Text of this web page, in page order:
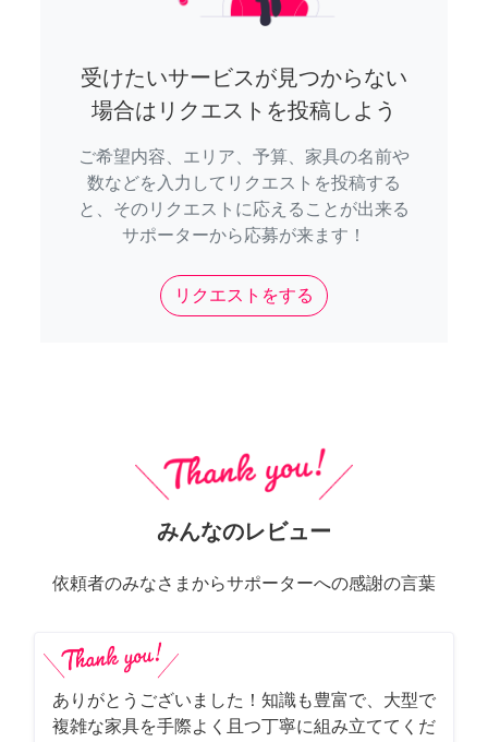
受けたいサービスが見つからない
場合はリクエストを投稿しよう
ご希望内容、エリア、予算、家具の名前や
数などを入力してリクエストを投稿する
と、そのリクエストに応えることが出来る
サポーターから応募が来ます！
リクエストをする
みんなのレビュー
依頼者のみなさまからサポーターへの感謝の言葉
ありがとうございました！知識も豊富で、大型で
複雑な家具を手際よく且つ丁寧に組み立ててくだ